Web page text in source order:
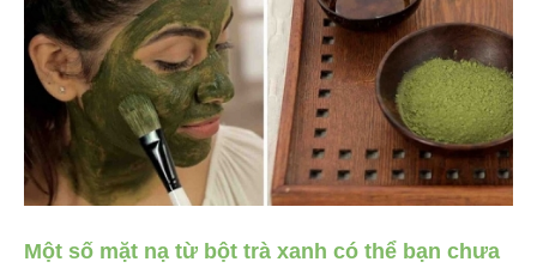
Một số mặt nạ từ bột trà xanh có thể bạn chưa